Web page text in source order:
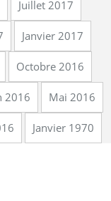
Juillet 2017
Janvier 2017
Octobre 2016
2016 Mai 2016
Janvier 1970